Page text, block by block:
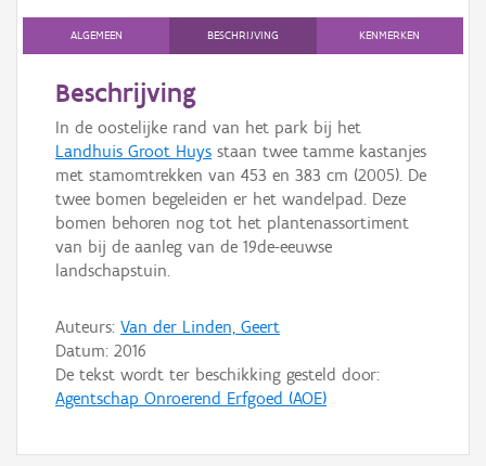
ALGEMEEN BESCHRIJVING KENMERKEN
Beschrijving
In de oostelijke rand van het park bij het
Landhuis Groot Huys staan twee tamme kastanjes
met stamomtrekken van 453 en 383 cm (2005). De
twee bomen begeleiden er het wandelpad. Deze
bomen behoren nog tot het plantenassortiment
van bij de aanleg van de 19de-eeuwse
landschapstuin.
Auteurs: Van der Linden, Geert
Datum: 2016
De tekst wordt ter beschikking gesteld door:
Agentschap Onroerend Erfgoed (AOE)